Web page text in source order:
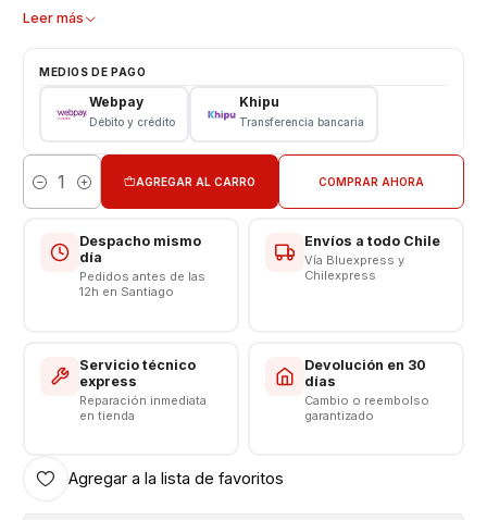
Características
Modelo: Redmi Note 11 4G - Note 11s - Poco M4 Pro
VALOR NO INCLUYE INSTALACIÓN
Leer más
MEDIOS DE PAGO
Webpay
Débito y crédito
Khipu
Transferencia bancaria
Cantidad
AGREGAR AL CARRO COMPRAR AHORA
Despacho mismo
día
Pedidos antes de las
12h en Santiago
Envíos a todo Chile
Vía Bluexpress y
Chilexpress
Servicio técnico
express
Reparación inmediata
en tienda
Devolución en 30
días
Cambio o reembolso
garantizado
Agregar a la lista de favoritos